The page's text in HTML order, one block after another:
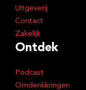
Uitgeverij
Contact
Zakelijk
Ontdek
Podcast
Omdenkkringen